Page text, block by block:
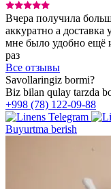
Вчера получила
аккуратно а доставка
мне было удобно ещё
раз
Все отзывы
Savollaringiz bormi?
Biz bilan qulay tarzda
+998 (78) 122-09-88
Buyurtma berish